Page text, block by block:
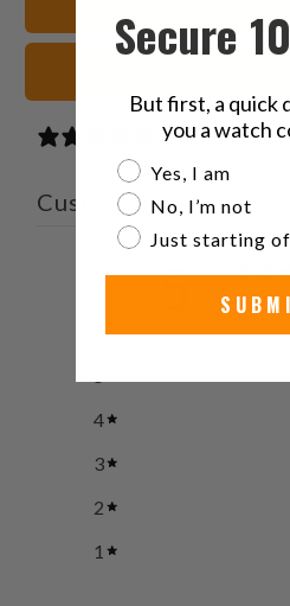
2 reviews
Customer reviews
5 / 5 2 reviews
4
3
2
1
Secure
But first, a quick
you a watch
Are you a watch
Yes, I am
No, I’m not
Just starting